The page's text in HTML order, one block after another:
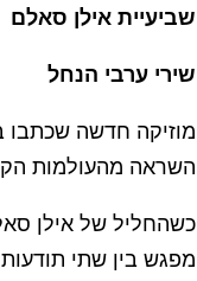
שביעיית אילן סאלם
שירי ערבי הנחל
מוזיקה חדשה שכתבו
השראה מהעולמות
כשהחליל של אילן
מפגש בין שתי